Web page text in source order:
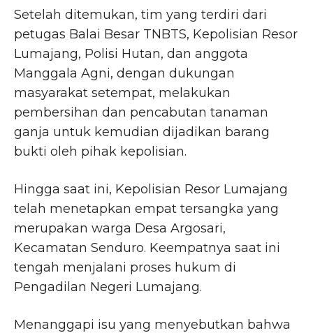
Setelah ditemukan, tim yang terdiri dari
petugas Balai Besar TNBTS, Kepolisian Resor
Lumajang, Polisi Hutan, dan anggota
Manggala Agni, dengan dukungan
masyarakat setempat, melakukan
pembersihan dan pencabutan tanaman
ganja untuk kemudian dijadikan barang
bukti oleh pihak kepolisian.
Hingga saat ini, Kepolisian Resor Lumajang
telah menetapkan empat tersangka yang
merupakan warga Desa Argosari,
Kecamatan Senduro. Keempatnya saat ini
tengah menjalani proses hukum di
Pengadilan Negeri Lumajang.
Menanggapi isu yang menyebutkan bahwa